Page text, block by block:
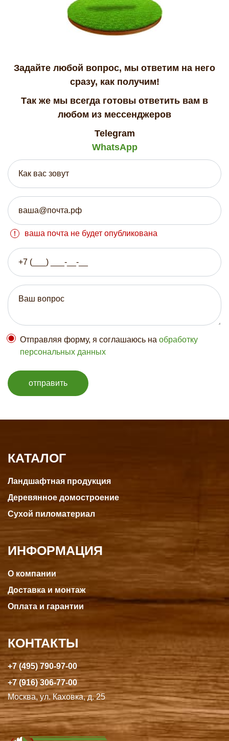
Задайте любой вопрос, мы ответим на него
сразу, как получим!
Так же мы всегда готовы ответить вам в
любом из мессенджеров
Telegram
WhatsApp
ваша почта не будет опубликована
Отправляя форму, я соглашаюсь на обработку
персональных данных
отправить
КАТАЛОГ
Ландшафтная продукция
Деревянное домостроение
Сухой пиломатериал
ИНФОРМАЦИЯ
О компании
Доставка и монтаж
Оплата и гарантии
КОНТАКТЫ
+7 (495) 790-97-00
+7 (916) 306-77-00
Москва, ул. Каховка, д. 25